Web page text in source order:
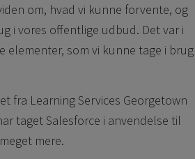
om, hvad vi kunne forvente, og
i vores offentlige udbud. Det var i
elementer, som vi kunne tage i brug
fra Learning Services Georgetown
taget Salesforce i anvendelse til
mere.